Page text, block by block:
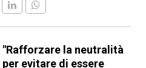
"Rafforzare la neutralità
per evitare di essere